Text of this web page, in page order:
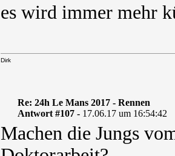
es wird immer mehr
Dirk
Re: 24h Le Mans 2017 - Rennen
Antwort #107 - 17.06.17 um 16:54:42
Machen die Jungs